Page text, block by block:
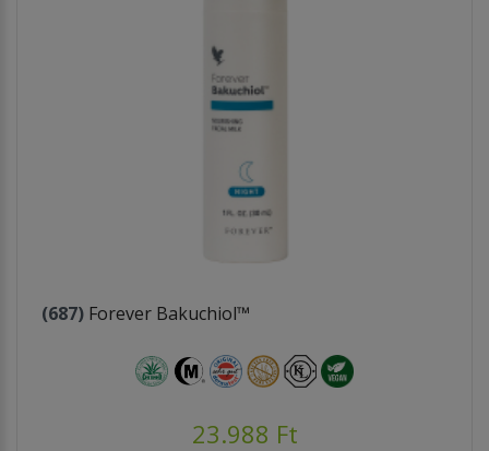
(687) Forever Bakuchiol™
23.988 Ft